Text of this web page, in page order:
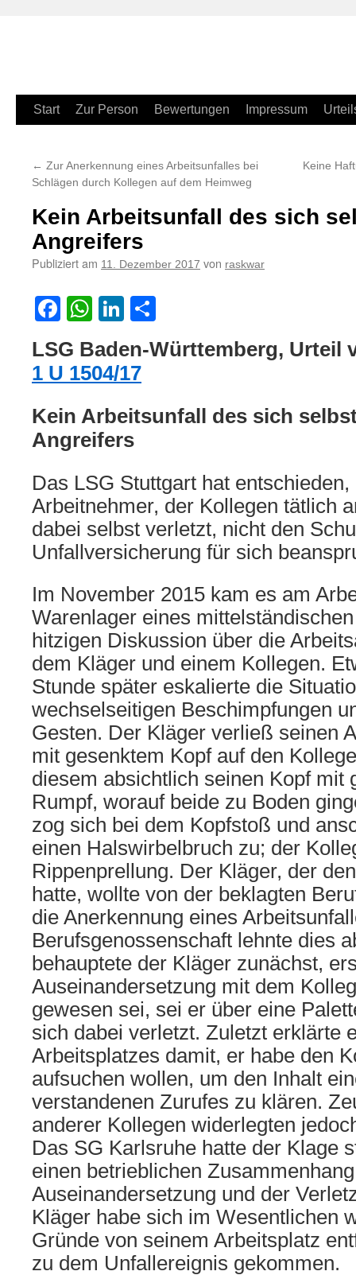
Zum
springen
Start Zur Person Bewertungen Impressum
← Zur Anerkennung eines Arbeitsunfalles bei
Schlägen durch Kollegen auf dem Heimweg
Keine
Kein Arbeitsunfall des sich
Angreifers
Publiziert am 11. Dezember 2017 von raskwar
Facebook
WhatsApp
LinkedIn
LSG Baden-Württemberg, Urteil
1 U 1504/17
Kein Arbeitsunfall des sich
Angreifers
Das LSG Stuttgart hat entschieden,
Arbeitnehmer, der Kollegen tätlich
dabei selbst verletzt, nicht den
Unfallversicherung für sich
Im November 2015 kam es am
Warenlager eines
hitzigen Diskussion über die
dem Kläger und einem Kollegen.
Stunde später eskalierte die
wechselseitigen Beschimpfungen
Gesten. Der Kläger verließ seinen
mit gesenktem Kopf auf den
diesem absichtlich seinen Kopf mit
Rumpf, worauf beide zu Boden
zog sich bei dem Kopfstoß und
einen Halswirbelbruch zu; der
Rippenprellung. Der Kläger, der
hatte, wollte von der beklagten
die Anerkennung eines
Berufsgenossenschaft lehnte dies
behauptete der Kläger zunächst,
Auseinandersetzung mit dem
gewesen sei, sei er über eine
sich dabei verletzt. Zuletzt erklärte
Arbeitsplatzes damit, er habe den
aufsuchen wollen, um den Inhalt
verstandenen Zurufes zu klären.
anderer Kollegen widerlegten
Das SG Karlsruhe hatte der Klage
einen betrieblichen
Auseinandersetzung und der
Kläger habe sich im Wesentlichen
Gründe von seinem Arbeitsplatz
zu dem Unfallereignis gekommen.